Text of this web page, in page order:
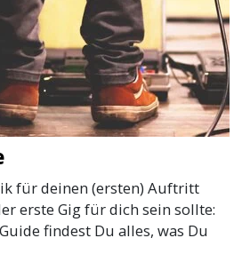
für deinen (ersten) Auftritt
erste Gig für dich sein sollte:
findest Du alles, was Du